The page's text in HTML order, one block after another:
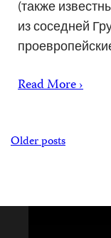
(также
из соседней
Read More ›
Posts
Older posts